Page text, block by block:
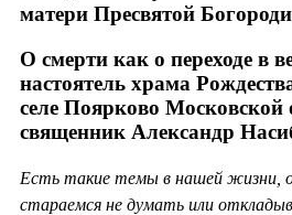
матери Пресвятой
О смерти как о переходе в
настоятель храма
селе Поярково Московской
священник Александр
Есть такие темы в нашей жизни,
стараемся не думать или